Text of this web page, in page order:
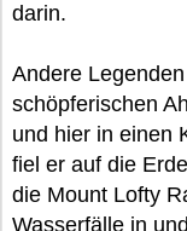
darin.
Andere
schöpferischen
und hier in einen
fiel er auf die
die Mount Lofty
Wasserfälle in